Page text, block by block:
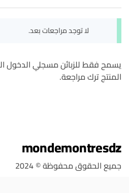
لا توجد مراجعات بعد.
يسمح فقط للزبائن مسجلي الدخول
المنتج ترك مراجعة.
mondemontresdz
جميع الحقوق محفوظة © 2024